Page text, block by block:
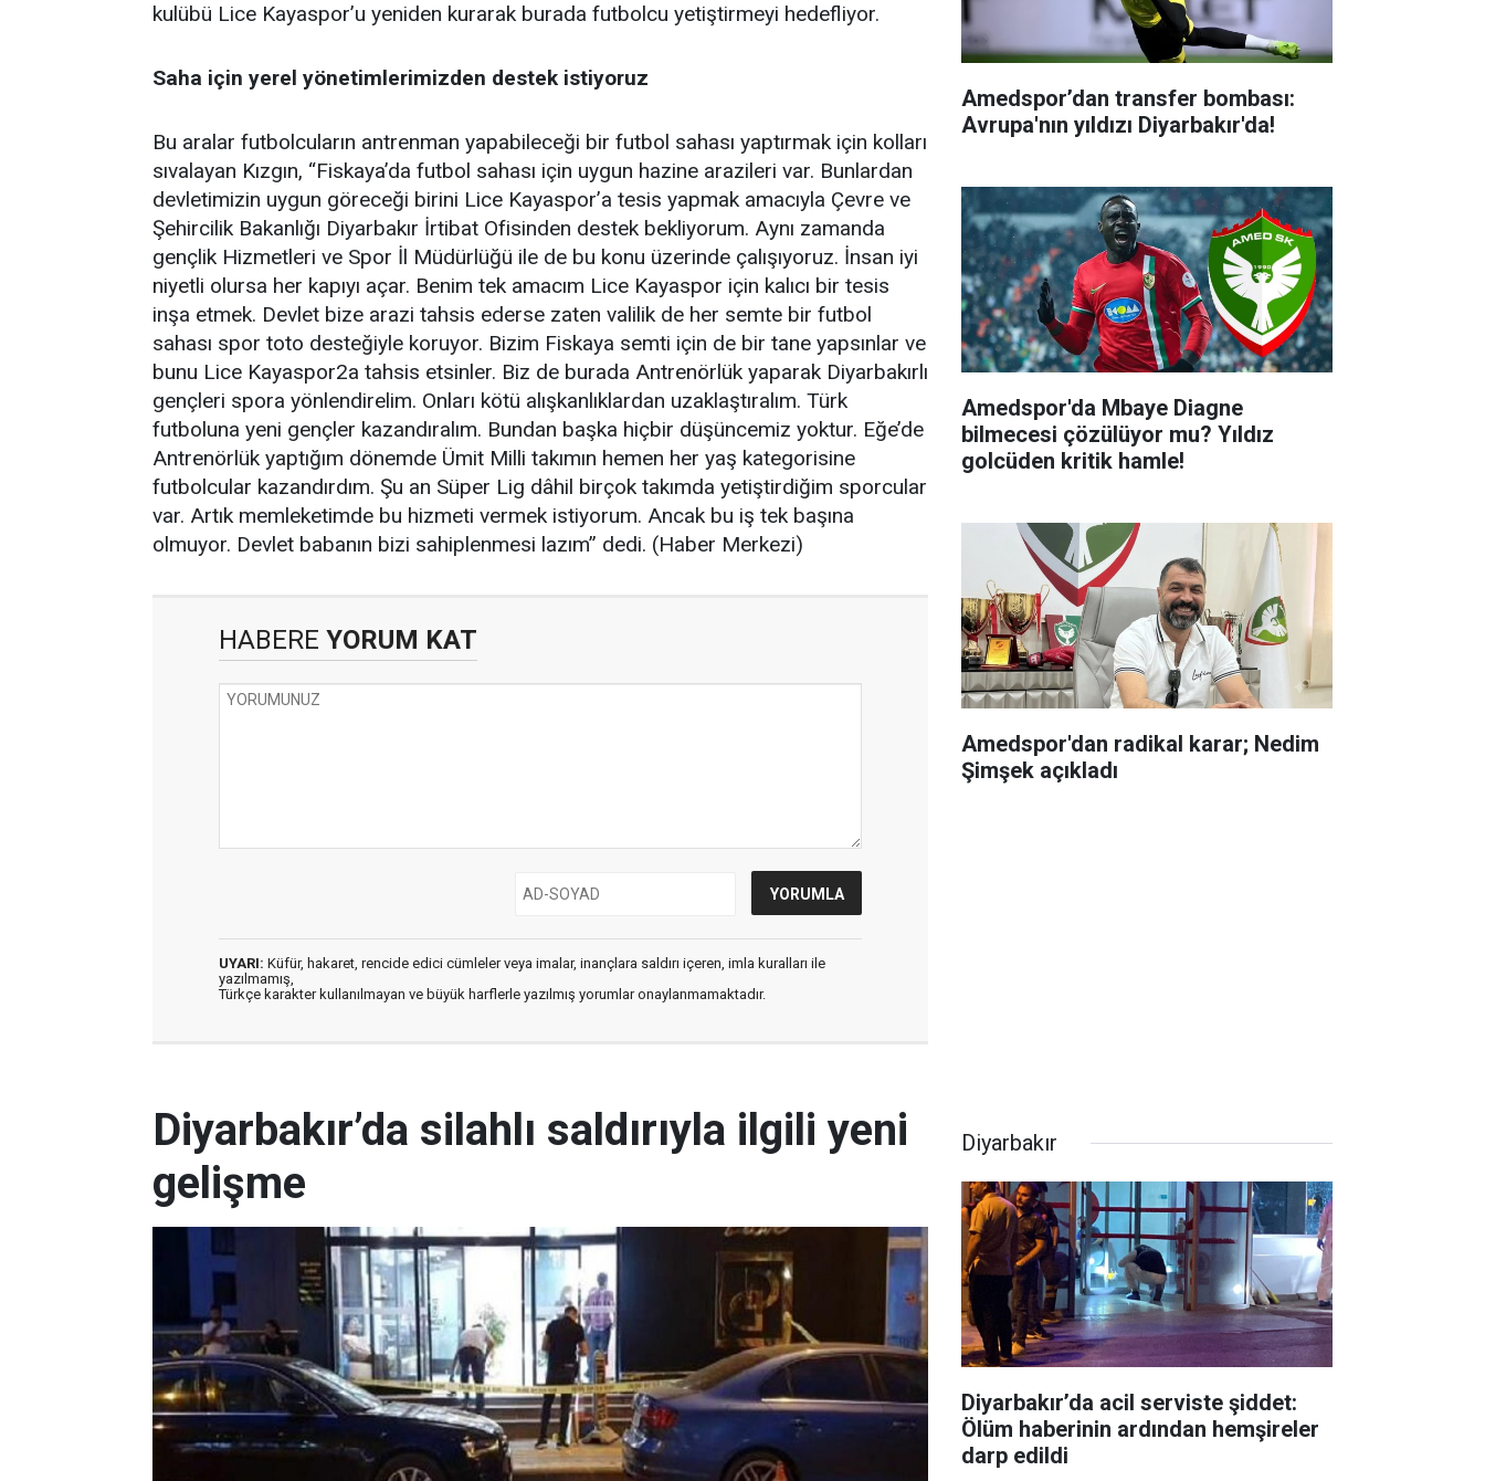
kulübü Lice Kayaspor’u yeniden kurarak burada futbolcu yetiştirmeyi hedefliyor.
Saha için yerel yönetimlerimizden destek istiyoruz
Bu aralar futbolcuların antrenman yapabileceği bir futbol sahası yaptırmak için kolları
sıvalayan Kızgın, “Fiskaya’da futbol sahası için uygun hazine arazileri var. Bunlardan
devletimizin uygun göreceği birini Lice Kayaspor’a tesis yapmak amacıyla Çevre ve
Şehircilik Bakanlığı Diyarbakır İrtibat Ofisinden destek bekliyorum. Aynı zamanda
gençlik Hizmetleri ve Spor İl Müdürlüğü ile de bu konu üzerinde çalışıyoruz. İnsan iyi
niyetli olursa her kapıyı açar. Benim tek amacım Lice Kayaspor için kalıcı bir tesis
inşa etmek. Devlet bize arazi tahsis ederse zaten valilik de her semte bir futbol
sahası spor toto desteğiyle koruyor. Bizim Fiskaya semti için de bir tane yapsınlar ve
bunu Lice Kayaspor2a tahsis etsinler. Biz de burada Antrenörlük yaparak Diyarbakırlı
gençleri spora yönlendirelim. Onları kötü alışkanlıklardan uzaklaştıralım. Türk
futboluna yeni gençler kazandıralım. Bundan başka hiçbir düşüncemiz yoktur. Eğe’de
Antrenörlük yaptığım dönemde Ümit Milli takımın hemen her yaş kategorisine
futbolcular kazandırdım. Şu an Süper Lig dâhil birçok takımda yetiştirdiğim sporcular
var. Artık memleketimde bu hizmeti vermek istiyorum. Ancak bu iş tek başına
olmuyor. Devlet babanın bizi sahiplenmesi lazım” dedi. (Haber Merkezi)
HABERE YORUM KAT
UYARI: Küfür, hakaret, rencide edici cümleler veya imalar, inançlara saldırı içeren, imla kuralları ile
yazılmamış,
Türkçe karakter kullanılmayan ve büyük harflerle yazılmış yorumlar onaylanmamaktadır.
Amedspor’dan transfer bombası:
Avrupa'nın yıldızı Diyarbakır'da!
Amedspor'da Mbaye Diagne
bilmecesi çözülüyor mu? Yıldız
golcüden kritik hamle!
Amedspor'dan radikal karar; Nedim
Şimşek açıkladı
Diyarbakır’da silahlı saldırıyla ilgili yeni
gelişme
Diyarbakır
Diyarbakır’da acil serviste şiddet:
Ölüm haberinin ardından hemşireler
darp edildi